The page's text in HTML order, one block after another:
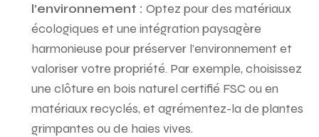
l’environnement : Optez pour des matériaux
écologiques et une intégration paysagère
harmonieuse pour préserver l’environnement et
valoriser votre propriété. Par exemple, choisissez
une clôture en bois naturel certifié FSC ou en
matériaux recyclés, et agrémentez-la de plantes
grimpantes ou de haies vives.